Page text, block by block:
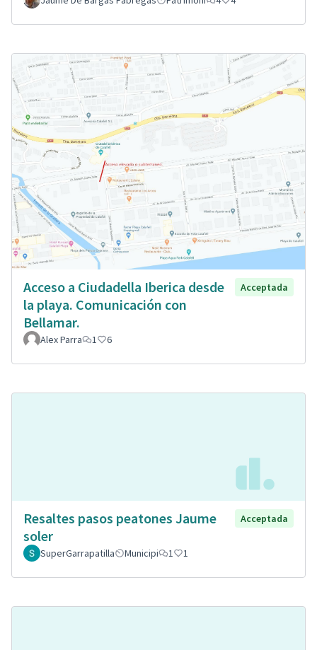
Acceso a Ciudadella Iberica desde
la playa. Comunicación con
Bellamar.
Acceptada
Alex Parra 1 6
Resaltes pasos peatones Jaume
soler
Acceptada
SuperGarrapatilla Municipi 1 1